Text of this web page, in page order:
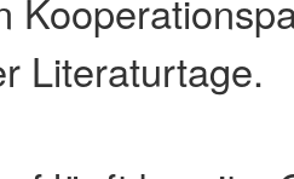
Literaturtage.